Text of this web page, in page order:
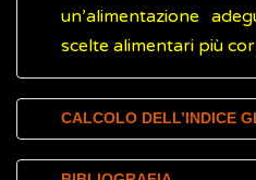
un’alimentazione
scelte alimentari più
CALCOLO DELL’INDICE